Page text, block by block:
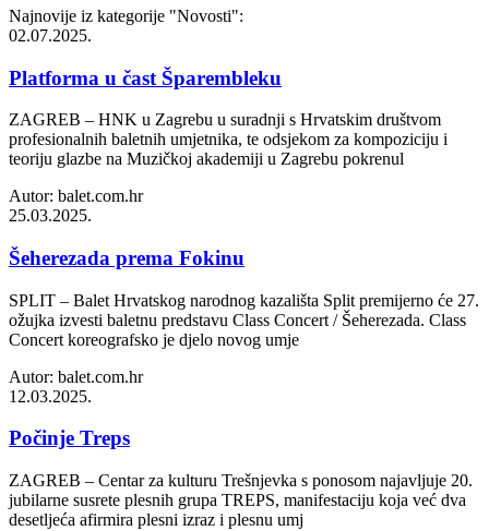
Najnovije iz kategorije "Novosti":
02.07.2025.
Platforma u čast Šparembleku
ZAGREB – HNK u Zagrebu u suradnji s Hrvatskim društvom
profesionalnih baletnih umjetnika, te odsjekom za kompoziciju i
teoriju glazbe na Muzičkoj akademiji u Zagrebu pokrenul
Autor: balet.com.hr
25.03.2025.
Šeherezada prema Fokinu
SPLIT – Balet Hrvatskog narodnog kazališta Split premijerno će 27.
ožujka izvesti baletnu predstavu Class Concert / Šeherezada. Class
Concert koreografsko je djelo novog umje
Autor: balet.com.hr
12.03.2025.
Počinje Treps
ZAGREB – Centar za kulturu Trešnjevka s ponosom najavljuje 20.
jubilarne susrete plesnih grupa TREPS, manifestaciju koja već dva
desetljeća afirmira plesni izraz i plesnu umj